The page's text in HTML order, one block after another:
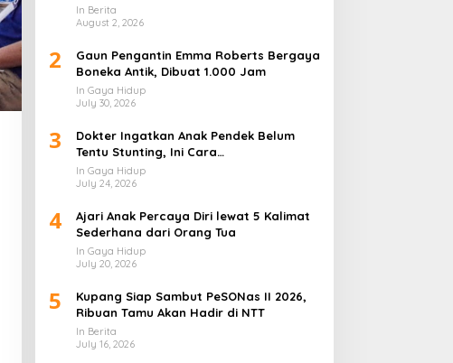
In Berita
August 2, 2026
2
Gaun Pengantin Emma Roberts Bergaya
Boneka Antik, Dibuat 1.000 Jam
In Gaya Hidup
July 30, 2026
3
Dokter Ingatkan Anak Pendek Belum
Tentu Stunting, Ini Cara
Membedakannya
In Gaya Hidup
July 24, 2026
4
Ajari Anak Percaya Diri lewat 5 Kalimat
Sederhana dari Orang Tua
In Gaya Hidup
July 20, 2026
5
Kupang Siap Sambut PeSONas II 2026,
Ribuan Tamu Akan Hadir di NTT
In Berita
July 16, 2026